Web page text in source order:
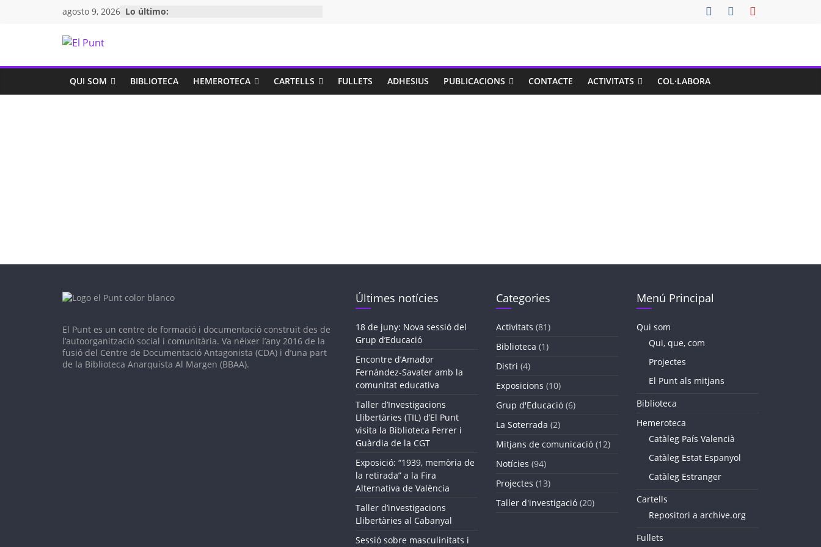
agosto 9, 2026 Lo último:
QUI SOM BIBLIOTECA HEMEROTECA CARTELLS FULLETS ADHESIUS PUBLICACIONS CONTACTE ACTIVITATS COL·LABORA
El Punt es un centre de formació i documentació construït des de
l’autoorganització social i comunitària. Va néixer l’any 2016 de la
fusió del Centre de Documentació Antagonista (CDA) i d’una part
de la Biblioteca Anarquista Al Margen (BBAA).
Últimes notícies
18 de juny: Nova sessió del
Grup d’Educació
Encontre d’Amador
Fernández-Savater amb la
comunitat educativa
Taller d’Investigacions
Llibertàries (TIL) d’El Punt
visita la Biblioteca Ferrer i
Guàrdia de la CGT
Exposició: “1939, memòria de
la retirada” a la Fira
Alternativa de València
Taller d’investigacions
Llibertàries al Cabanyal
Sessió sobre masculinitats i
Categories
Activitats (81)
Biblioteca (1)
Distri (4)
Exposicions (10)
Grup d'Educació(6)
La Soterrada (2)
Mitjans de comunicació(12)
Notícies (94)
Projectes (13)
Taller d'investigació(20)
Menú Principal
Qui som
Qui, que, com
Projectes
El Punt als mitjans
Biblioteca
Hemeroteca
Catàleg País Valencià
Catàleg Estat Espanyol
Catàleg Estranger
Cartells
Repositori a archive.org
Fullets